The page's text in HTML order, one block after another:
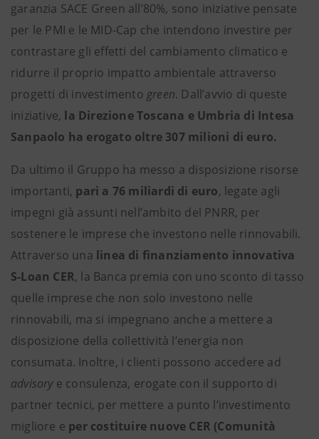
garanzia SACE Green all’80%, sono iniziative pensate
per le PMI e le MID-Cap che intendono investire per
contrastare gli effetti del cambiamento climatico e
ridurre il proprio impatto ambientale attraverso
progetti di investimento green. Dall’avvio di queste
iniziative, la Direzione Toscana e Umbria di Intesa
Sanpaolo ha erogato oltre 307 milioni di euro.
Da ultimo il Gruppo ha messo a disposizione risorse
importanti, pari a 76 miliardi di euro, legate agli
impegni già assunti nell’ambito del PNRR, per
sostenere le imprese che investono nelle rinnovabili.
Attraverso una linea di finanziamento innovativa
S-Loan CER, la Banca premia con uno sconto di tasso
quelle imprese che non solo investono nelle
rinnovabili, ma si impegnano anche a mettere a
disposizione della collettività l’energia non
consumata. Inoltre, i clienti possono accedere ad
advisory e consulenza, erogate con il supporto di
partner tecnici, per mettere a punto l’investimento
migliore e per costituire nuove CER (Comunità